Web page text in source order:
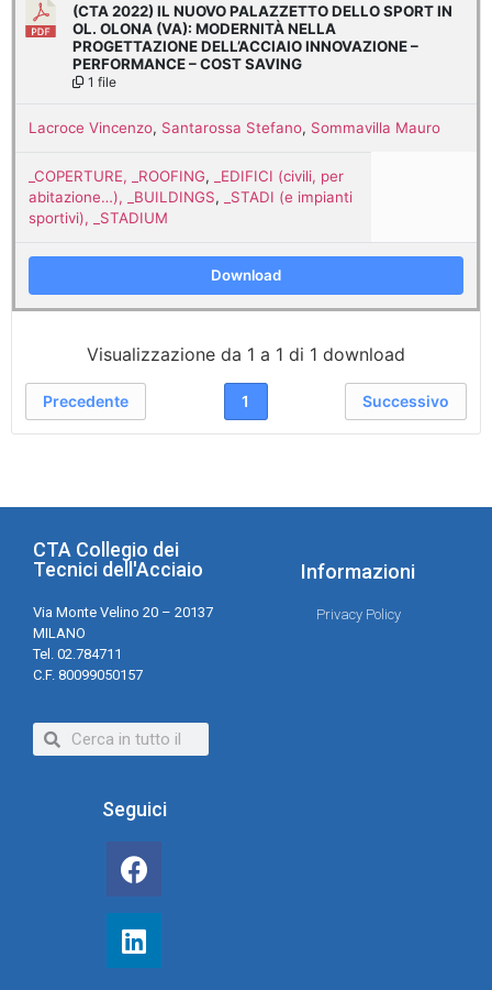
(CTA 2022) IL NUOVO PALAZZETTO DELLO SPORT IN
OL. OLONA (VA): MODERNITÀ NELLA
PROGETTAZIONE DELL’ACCIAIO INNOVAZIONE –
PERFORMANCE – COST SAVING
1 file
Lacroce Vincenzo, Santarossa Stefano, Sommavilla Mauro
_COPERTURE, _ROOFING,
_EDIFICI (civili, per
abitazione…), _BUILDINGS,
_STADI (e impianti
sportivi), _STADIUM
Download
Visualizzazione da 1 a 1 di 1 download
Precedente 1 Successivo
CTA Collegio dei
Tecnici dell'Acciaio
Via Monte Velino 20 – 20137
MILANO
Tel. 02.784711
C.F. 80099050157
Informazioni
Privacy Policy
Seguici